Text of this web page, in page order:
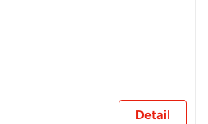
Detail